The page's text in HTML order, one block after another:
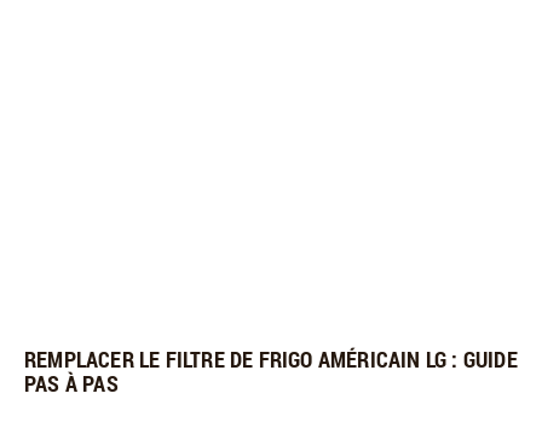
REMPLACER LE FILTRE DE FRIGO AMÉRICAIN LG : GUIDE
PAS À PAS